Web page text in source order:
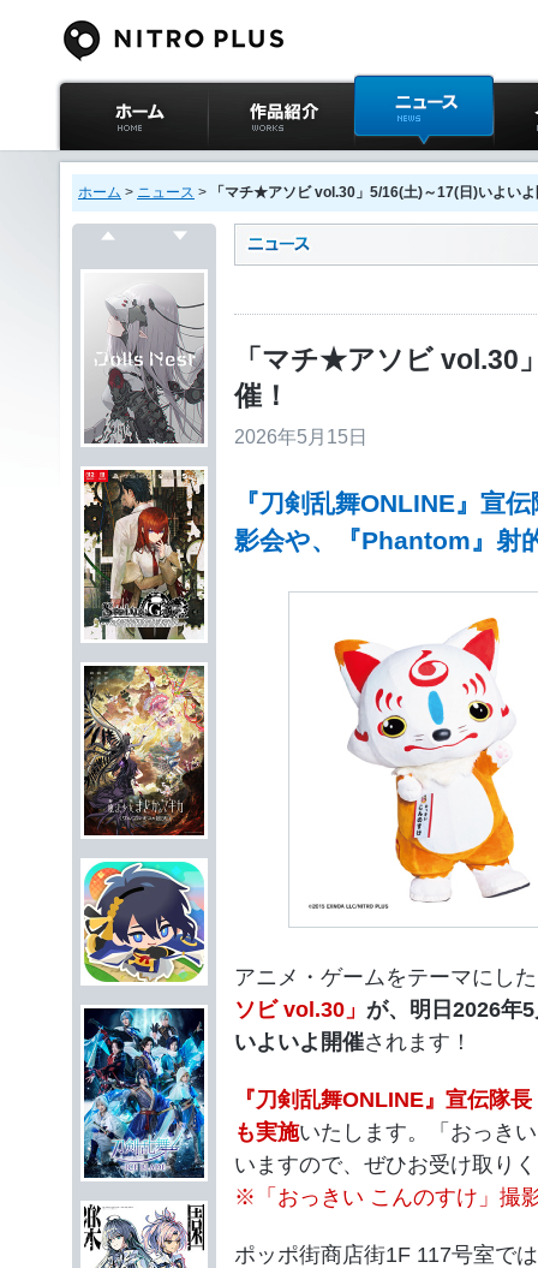
ニトロプラス公式
サイト ホーム
作品紹介 ニュース イベ
ホーム > ニュース > 「マチ★アソビ vol.30」5/16(土)～17(日)いよい
「マチ★アソビ vol.30
催！
2026年5月15日
『刀剣乱舞ONLINE』宣
影会や、『Phantom』射
アニメ・ゲームをテーマにし
ソビ vol.30」 が、明日2026年
いよいよ開催されます！
『刀剣乱舞ONLINE』宣伝隊
も実施いたします。「おっき
いますので、ぜひお受け取り
※「おっきい こんのすけ」撮
ポッポ街商店街1F 117号室で